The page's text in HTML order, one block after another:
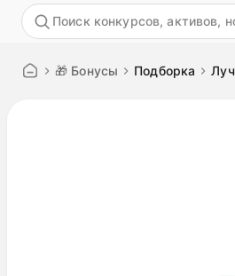
🎁 Бонусы Подборка